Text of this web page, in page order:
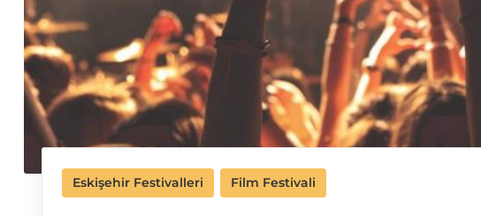
Eskişehir Festivalleri Film Festivali